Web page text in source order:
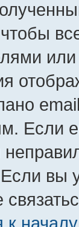
Если
вы
к началу